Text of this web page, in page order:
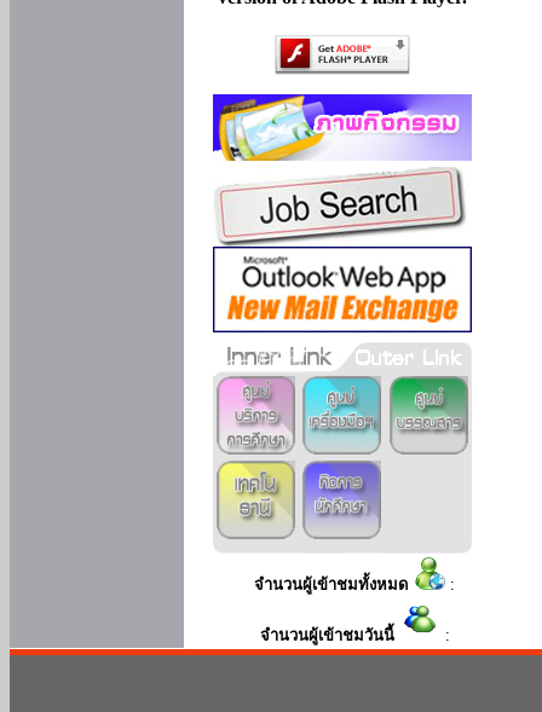
จำนวนผู้เข้าชมทั้งหมด :
จำนวนผู้เข้าชมวันนี้ :